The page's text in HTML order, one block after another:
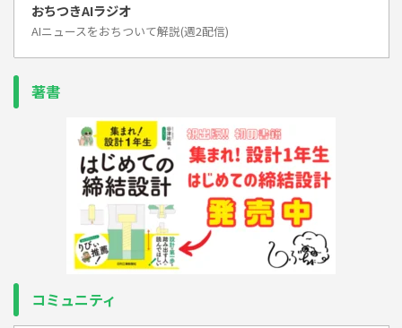
おちつきAIラジオ
AIニュースをおちついて解説(週2配信)
著書
コミュニティ